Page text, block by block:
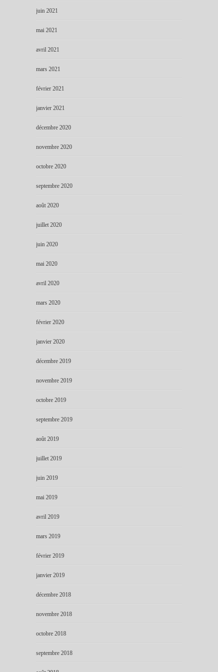
juin 2021
mai 2021
avril 2021
mars 2021
février 2021
janvier 2021
décembre 2020
novembre 2020
octobre 2020
septembre 2020
août 2020
juillet 2020
juin 2020
mai 2020
avril 2020
mars 2020
février 2020
janvier 2020
décembre 2019
novembre 2019
octobre 2019
septembre 2019
août 2019
juillet 2019
juin 2019
mai 2019
avril 2019
mars 2019
février 2019
janvier 2019
décembre 2018
novembre 2018
octobre 2018
septembre 2018